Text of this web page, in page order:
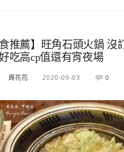
食推薦】旺角石頭火鍋 沒
吃高cp值還有宵夜場
周花花 2020-09-03 0